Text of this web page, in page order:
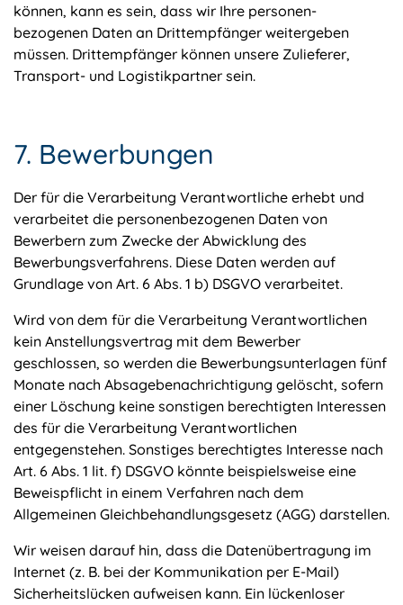
können, kann es sein, dass wir Ihre personen-
bezogenen Daten an Drittempfänger weitergeben
müssen. Drittempfänger können unsere Zulieferer,
Transport- und Logistikpartner sein.
7. Bewerbungen
Der für die Verarbeitung Verantwortliche erhebt und
verarbeitet die personenbezogenen Daten von
Bewerbern zum Zwecke der Abwicklung des
Bewerbungsverfahrens. Diese Daten werden auf
Grundlage von Art. 6 Abs. 1 b) DSGVO verarbeitet.
Wird von dem für die Verarbeitung Verantwortlichen
kein Anstellungsvertrag mit dem Bewerber
geschlossen, so werden die Bewerbungsunterlagen fünf
Monate nach Absagebenachrichtigung gelöscht, sofern
einer Löschung keine sonstigen berechtigten Interessen
des für die Verarbeitung Verantwortlichen
entgegenstehen. Sonstiges berechtigtes Interesse nach
Art. 6 Abs. 1 lit. f) DSGVO könnte beispielsweise eine
Beweispflicht in einem Verfahren nach dem
Allgemeinen Gleichbehandlungsgesetz (AGG) darstellen.
Wir weisen darauf hin, dass die Datenübertragung im
Internet (z. B. bei der Kommunikation per E-Mail)
Sicherheitslücken aufweisen kann. Ein lückenloser